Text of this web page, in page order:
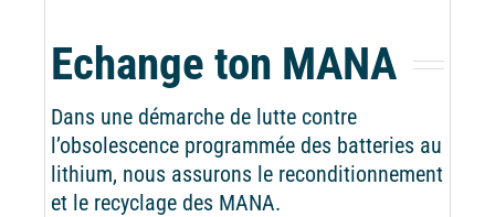
Echange ton MANA
Dans une démarche de lutte contre
l’obsolescence programmée des batteries au
lithium, nous assurons le reconditionnement
et le recyclage des MANA.